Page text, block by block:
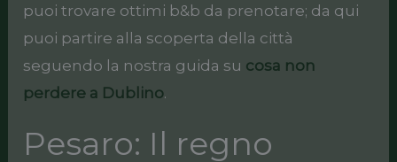
puoi trovare ottimi b&b da prenotare; da qui
puoi partire alla scoperta della città
seguendo la nostra guida su cosa non
perdere a Dublino.
Pesaro: Il regno